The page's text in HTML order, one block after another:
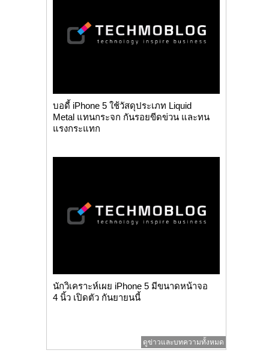
บอดี้ iPhone 5 ใช้วัสดุประเภท Liquid
Metal แทนกระจก กันรอยขีดข่วน และทน
แรงกระแทก
นักวิเคราะห์เผย iPhone 5 มีขนาดหน้าจอ
4 นิ้ว เปิดตัว กันยายนนี้
ดูข่าวและบทความทั้งหมด